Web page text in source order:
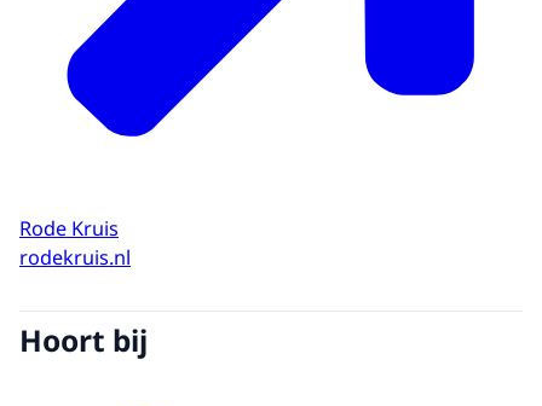
Rode Kruis
rodekruis.nl
Hoort bij